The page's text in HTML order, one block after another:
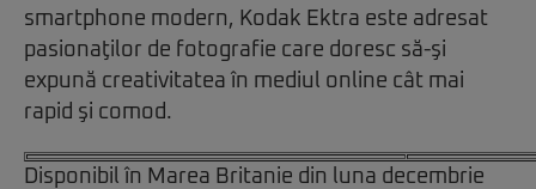
smartphone modern, Kodak Ektra este adresat
pasionaţilor de fotografie care doresc să-şi
expună creativitatea în mediul online cât mai
rapid şi comod.
Disponibil în Marea Britanie din luna decembrie